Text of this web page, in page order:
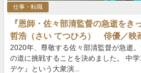
仕事・転職
『恩師・佐々部清監督の急逝をき
哲浩（さい てつひろ） 俳優／映
2020年、尊敬する佐々部清監督が急逝
の道に挑戦することを決めました。 中
デケ』という大衆演...